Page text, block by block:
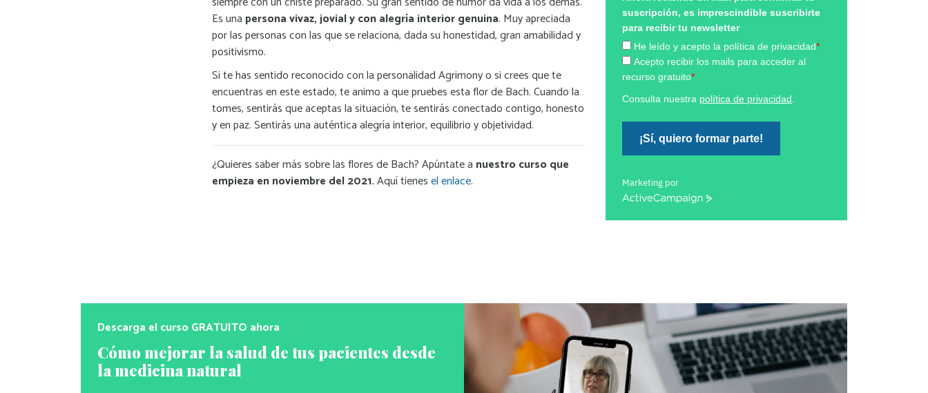
Es una persona vivaz, jovial y con alegría interior genuina. Muy apreciada
por las personas con las que se relaciona, dada su honestidad, gran amabilidad y
positivismo.
Si te has sentido reconocido con la personalidad Agrimony o si crees que te
encuentras en este estado, te animo a que pruebes esta flor de Bach. Cuando la
tomes, sentirás que aceptas la situación, te sentirás conectado contigo, honesto
y en paz. Sentirás una auténtica alegría interior, equilibrio y objetividad.
¿Quieres saber más sobre las flores de Bach? Apúntate a nuestro curso que
empieza en noviembre del 2021.Aquí tienesel enlace.
suscripción, es imprescindible suscribirte
para recibir tu newsletter
He leído y acepto la política de privacidad*
Acepto recibir los mails para acceder al
recurso gratuito*
Consulta nuestra política de privacidad
¡Sí, quiero formar parte!
Marketing por
ActiveCampaign
Descarga el curso GRATUITO ahora
Cómo mejorar la salud de tus pacientes desde
la medicina natural